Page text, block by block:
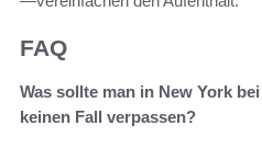
FAQ
Was sollte man in New York
keinen Fall verpassen?